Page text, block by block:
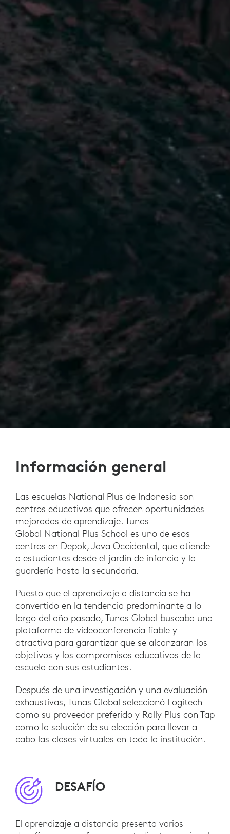
Información general
Las escuelas National Plus de Indonesia son
centros educativos que ofrecen oportunidades
mejoradas de aprendizaje. Tunas
Global National Plus School es uno de esos
centros en Depok, Java Occidental, que atiende
a estudiantes desde el jardín de infancia y la
guardería hasta la secundaria.
Puesto que el aprendizaje a distancia se ha
convertido en la tendencia predominante a lo
largo del año pasado, Tunas Global buscaba una
plataforma de videoconferencia fiable y
atractiva para garantizar que se alcanzaran los
objetivos y los compromisos educativos de la
escuela con sus estudiantes.
Después de una investigación y una evaluación
exhaustivas, Tunas Global seleccionó Logitech
como su proveedor preferido y Rally Plus con Tap
como la solución de su elección para llevar a
cabo las clases virtuales en toda la institución.
DESAFÍO
El aprendizaje a distancia presenta varios